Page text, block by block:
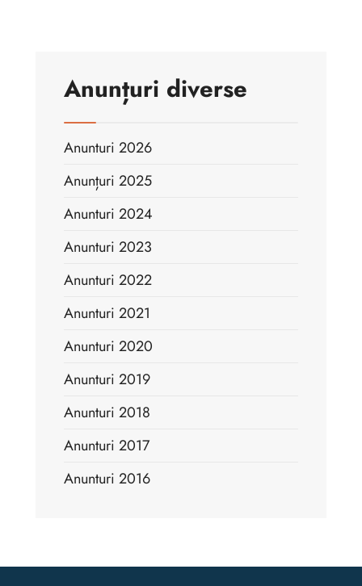
Anunțuri diverse
Anunturi 2026
Anunțuri 2025
Anunturi 2024
Anunturi 2023
Anunturi 2022
Anunturi 2021
Anunturi 2020
Anunturi 2019
Anunturi 2018
Anunturi 2017
Anunturi 2016